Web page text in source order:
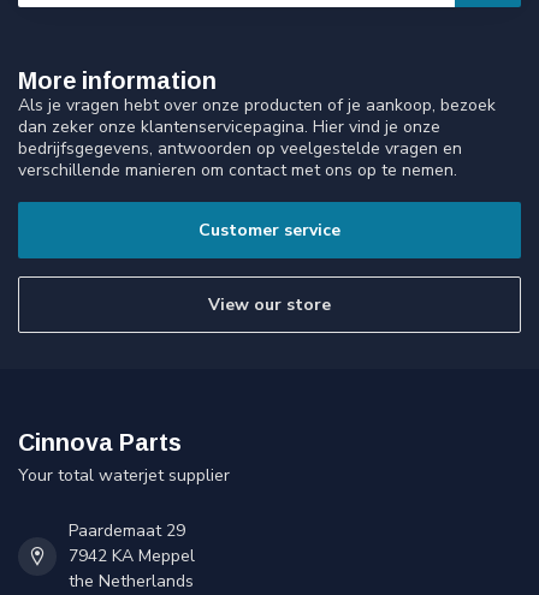
More information
Als je vragen hebt over onze producten of je aankoop, bezoek
dan zeker onze klantenservicepagina. Hier vind je onze
bedrijfsgegevens, antwoorden op veelgestelde vragen en
verschillende manieren om contact met ons op te nemen.
Customer service
View our store
Cinnova Parts
Your total waterjet supplier
Paardemaat 29
7942 KA Meppel
the Netherlands